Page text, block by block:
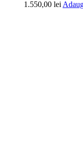
1.550,00 lei